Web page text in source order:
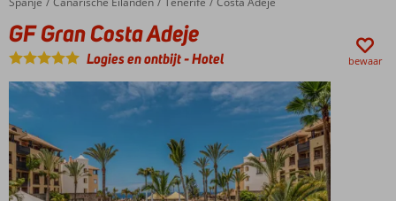
en 7 bars
Suites met
hydromassagebad
GF Gran Costa Adeje
Logies en ontbijt-Hotel bewaar